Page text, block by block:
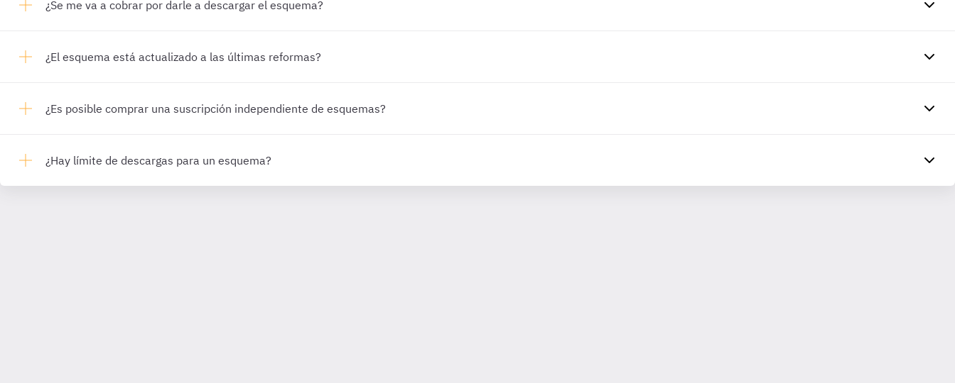
¿Se me va a cobrar por darle a descargar el esquema?
¿El esquema está actualizado a las últimas reformas?
¿Es posible comprar una suscripción independiente de esquemas?
¿Hay límite de descargas para un esquema?